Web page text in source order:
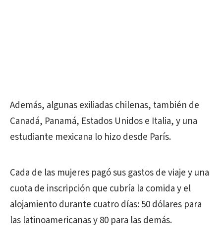
Además, algunas exiliadas chilenas, también de
Canadá, Panamá, Estados Unidos e Italia, y una
estudiante mexicana lo hizo desde París.
Cada de las mujeres pagó sus gastos de viaje y una
cuota de inscripción que cubría la comida y el
alojamiento durante cuatro días: 50 dólares para
las latinoamericanas y 80 para las demás.